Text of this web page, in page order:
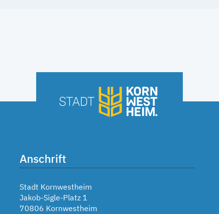
Anschrift
Stadt Kornwestheim
Jakob-Sigle-Platz 1
70806 Kornwestheim